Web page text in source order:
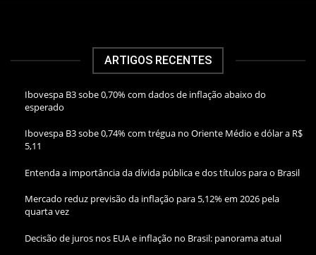
ARTIGOS RECENTES
Ibovespa B3 sobe 0,70% com dados de inflação abaixo do
esperado
Ibovespa B3 sobe 0,74% com trégua no Oriente Médio e dólar a R$
5,11
Entenda a importância da dívida pública e dos títulos para o Brasil
Mercado reduz previsão da inflação para 5,12% em 2026 pela
quarta vez
Decisão de juros nos EUA e inflação no Brasil: panorama atual